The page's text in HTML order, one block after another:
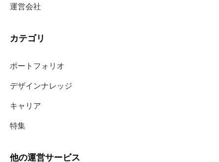
運営会社
カテゴリ
ポートフォリオ
デザインナレッジ
キャリア
特集
他の運営サービス